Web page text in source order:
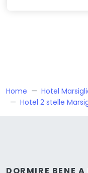
Home Hotel
Hotel 2 stelle